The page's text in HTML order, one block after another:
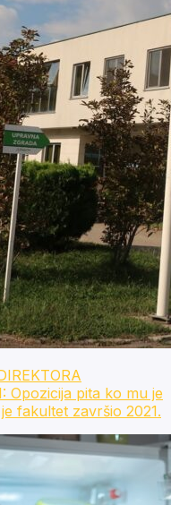
Opozicija pita ko mu je
fakultet završio 2021.